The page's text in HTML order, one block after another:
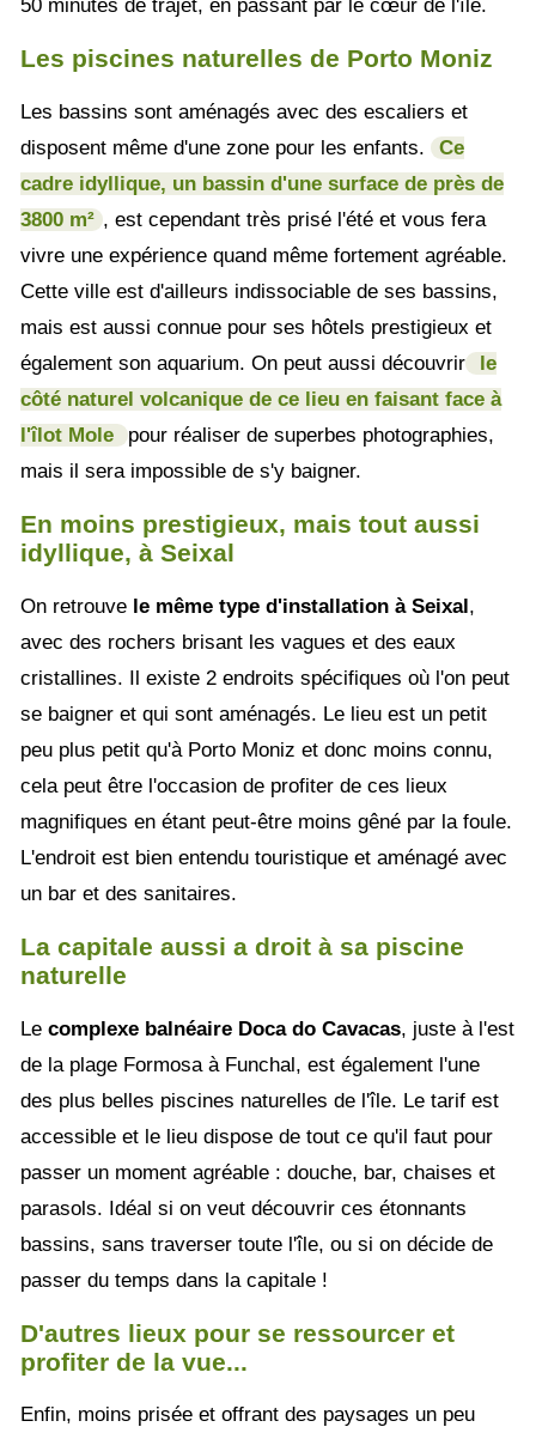
50 minutes de trajet, en passant par le cœur de l'île.
Les piscines naturelles de Porto Moniz
Les bassins sont aménagés avec des escaliers et
disposent même d'une zone pour les enfants.
Ce
cadre idyllique, un bassin d'une surface de près de
3800 m² , est cependant très prisé l'été et vous fera
vivre une expérience quand même fortement agréable.
Cette ville est d'ailleurs indissociable de ses bassins,
mais est aussi connue pour ses hôtels prestigieux et
également son aquarium. On peut aussi découvrir
le
côté naturel volcanique de ce lieu en faisant face à
l'îlot Mole
pour réaliser de superbes photographies,
mais il sera impossible de s'y baigner.
En moins prestigieux, mais tout aussi
idyllique, à Seixal
On retrouve le même type d'installation à Seixal,
avec des rochers brisant les vagues et des eaux
cristallines. Il existe 2 endroits spécifiques où l'on peut
se baigner et qui sont aménagés. Le lieu est un petit
peu plus petit qu'à Porto Moniz et donc moins connu,
cela peut être l'occasion de profiter de ces lieux
magnifiques en étant peut-être moins gêné par la foule.
L'endroit est bien entendu touristique et aménagé avec
un bar et des sanitaires.
La capitale aussi a droit à sa piscine
naturelle
Le complexe balnéaire Doca do Cavacas, juste à l'est
de la plage Formosa à Funchal, est également l'une
des plus belles piscines naturelles de l'île. Le tarif est
accessible et le lieu dispose de tout ce qu'il faut pour
passer un moment agréable : douche, bar, chaises et
parasols. Idéal si on veut découvrir ces étonnants
bassins, sans traverser toute l'île, ou si on décide de
passer du temps dans la capitale !
D'autres lieux pour se ressourcer et
profiter de la vue...
Enfin, moins prisée et offrant des paysages un peu